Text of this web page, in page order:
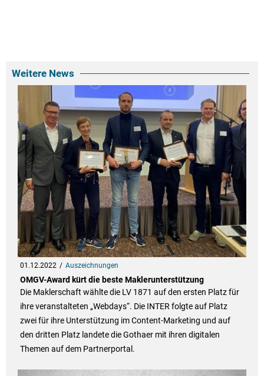
Weitere News
01.12.2022 Auszeichnungen
OMGV-Award kürt die beste Maklerunterstützung
Die Maklerschaft wählte die LV 1871 auf den ersten Platz für
ihre veranstalteten „Webdays“. Die INTER folgte auf Platz
zwei für ihre Unterstützung im Content-Marketing und auf
den dritten Platz landete die Gothaer mit ihren digitalen
Themen auf dem Partnerportal.